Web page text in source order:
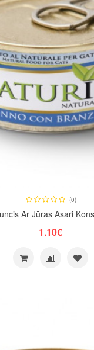
(0)
Ar Jūras Asari
1.10€